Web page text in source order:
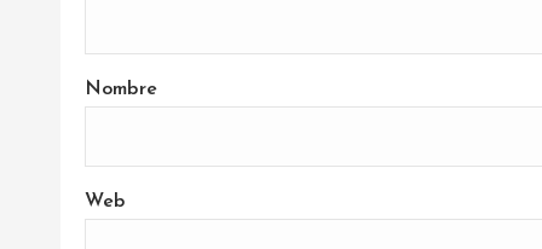
Nombre
Web